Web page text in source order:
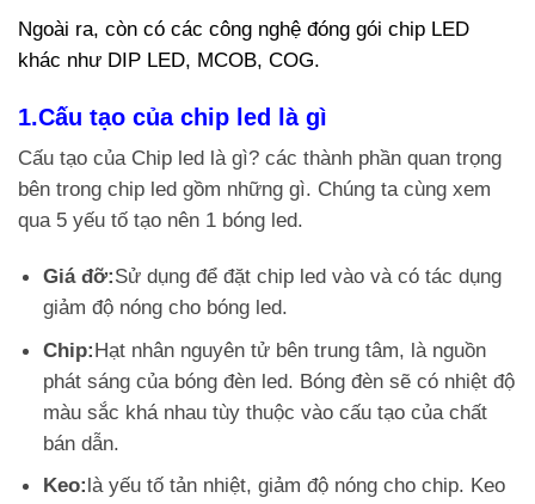
Ngoài ra, còn có các công nghệ đóng gói chip LED
khác như DIP LED, MCOB, COG.
1.Cấu tạo của chip led là gì
Cấu tạo của Chip led là gì? các thành phần quan trọng
bên trong chip led gồm những gì. Chúng ta cùng xem
qua 5 yếu tố tạo nên 1 bóng led.
Giá đỡ:Sử dụng để đặt chip led vào và có tác dụng
giảm độ nóng cho bóng led.
Chip:Hạt nhân nguyên tử bên trung tâm, là nguồn
phát sáng của bóng đèn led. Bóng đèn sẽ có nhiệt độ
màu sắc khá nhau tùy thuộc vào cấu tạo của chất
bán dẫn.
Keo: là yếu tố tản nhiệt, giảm độ nóng cho chip. Keo